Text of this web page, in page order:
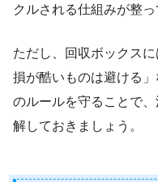
クルされる仕組みが整っ
ただし、回収ボックス
損が酷いものは避ける
のルールを守ることで
解しておきましょう。